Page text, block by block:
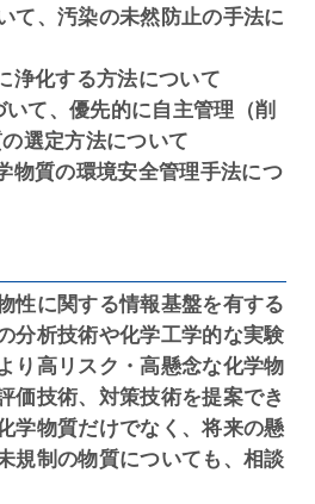
て、汚染の未然防止の手法に
浄化する方法について
て、優先的に自主管理（削
選定方法について
物質の環境安全管理手法につ
性に関する情報基盤を有する
分析技術や化学工学的な実験
り高リスク・高懸念な化学物
価技術、対策技術を提案でき
学物質だけでなく、将来の懸
規制の物質についても、相談